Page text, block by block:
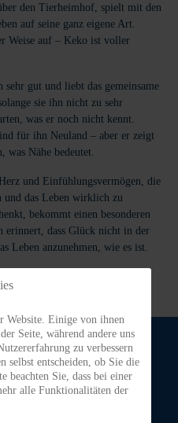
den Tierheimhof, spielt mit den
auf seine ganz eigene Art.
Weise auf – Keko ist voller
gut und liebt das gemeinsame
sie ihn nicht zu sehr
was er noch nicht kennt.
für ihn Neuland – aber er zeigt
Nähe bedeutet.
und Einfühlungsvermögen, die
und das Leben wirklich zu
bekommt einen besonderen
erinnert, dass Glück nicht in der
Leben anzunehmen, wie es ist.
Website. Einige von ihnen
Seite, während andere uns
zu verbessern
selbst entscheiden, ob Sie die
beachten Sie, dass bei einer
alle Funktionalitäten der